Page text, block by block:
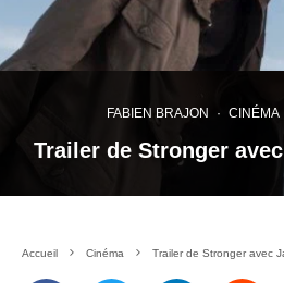
FABIEN BRAJON · CINÉMA
Trailer de Stronger
Accueil Cinéma Trailer de Stronger avec